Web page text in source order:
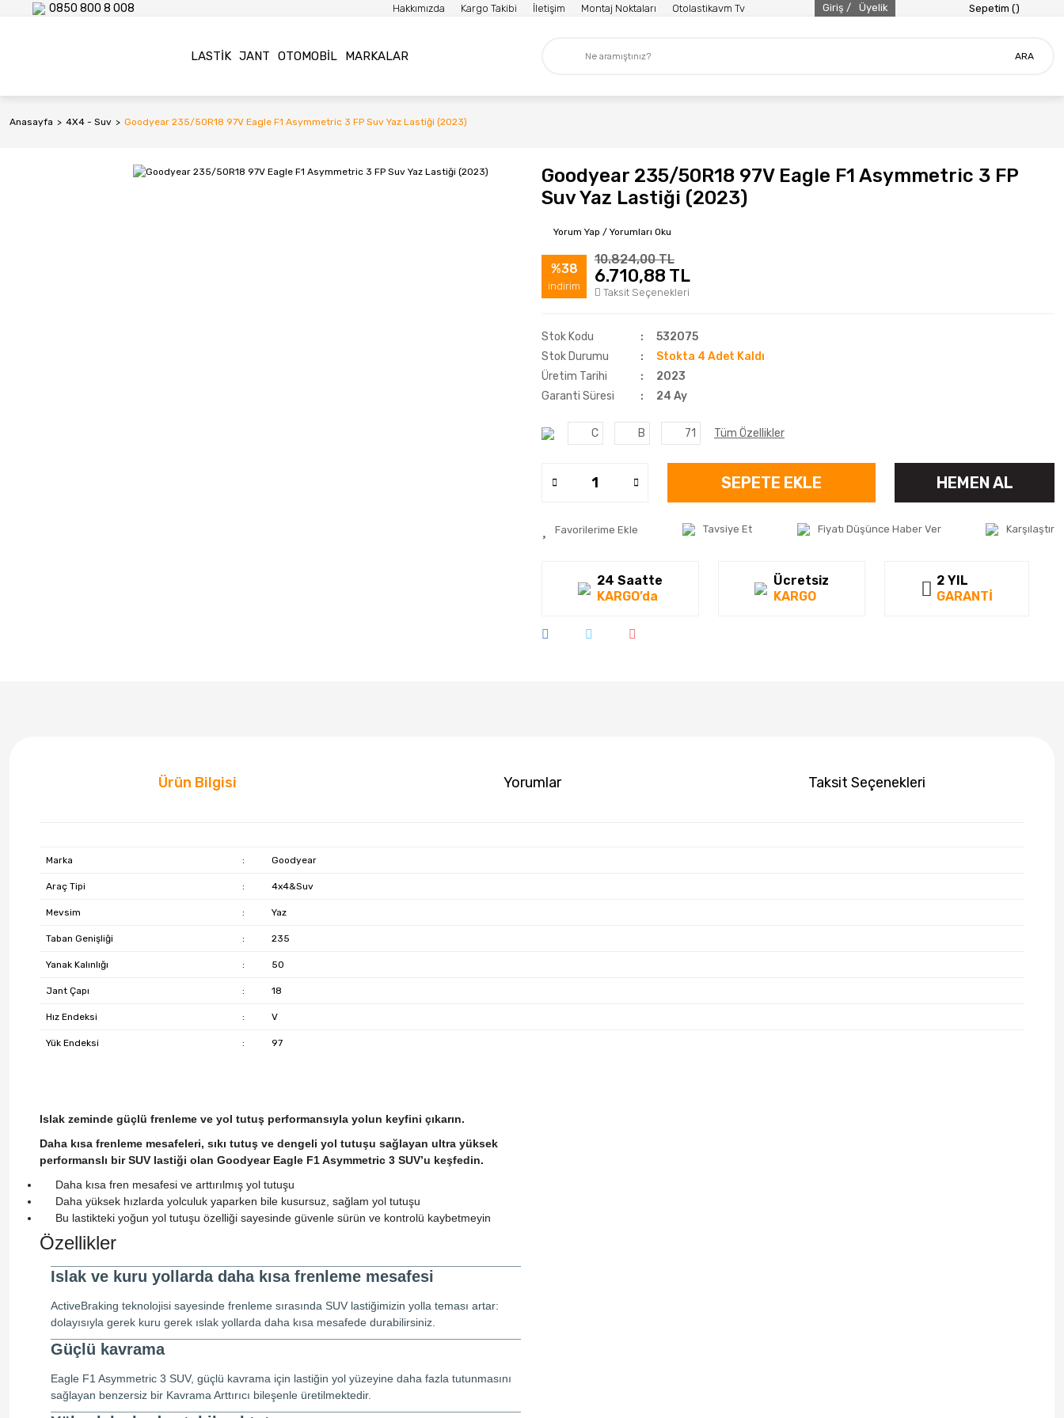
0850 800 8 008 Hakkımızda Kargo Takibi İletişim Montaj Noktaları Otolastikavm Tv Giriş / Üyelik Sepetim ()
LASTIK JANT OTOMOBIL MARKALAR ARA
Anasayfa 4X4 - Suv Goodyear 235/50R18 97V Eagle F1 Asymmetric 3 FP Suv Yaz Lastiği (2023)
Goodyear 235/50R18 97V Eagle F1 Asymmetric 3 FP
Suv Yaz Lastiği (2023)
Yorum Yap / Yorumları Oku
%38
indirim
10.824,00 TL
6.710,88 TL
Taksit Seçenekleri
Stok Kodu
532075
Stok Durumu
Stokta 4 Adet Kaldı
Üretim Tarihi
2023
Garanti Süresi
24 Ay
C B 71 Tüm Özellikler
SEPETE EKLE HEMEN AL
Tavsiye Et Fiyatı Düşünce Haber Ver Karşılaştır
24 Saatte
KARGO’da
Ücretsiz
KARGO
2 YIL
GARANTİ
Ürün Bilgisi Yorumlar Taksit Seçenekleri
Marka : Goodyear
Araç Tipi : 4x4&Suv
Mevsim : Yaz
Taban Genişliği : 235
Yanak Kalınlığı : 50
Jant Çapı : 18
Hız Endeksi : V
Yük Endeksi : 97
Islak zeminde güçlü frenleme ve yol tutuş performansıyla yolun keyfini çıkarın.
Daha kısa frenleme mesafeleri, sıkı tutuş ve dengeli yol tutuşu sağlayan ultra yüksek
performanslı bir SUV lastiği olan Goodyear Eagle F1 Asymmetric 3 SUV’u keşfedin.
Daha kısa fren mesafesi ve arttırılmış yol tutuşu
Daha yüksek hızlarda yolculuk yaparken bile kusursuz, sağlam yol tutuşu
Bu lastikteki yoğun yol tutuşu özelliği sayesinde güvenle sürün ve kontrolü kaybetmeyin
Özellikler
Islak ve kuru yollarda daha kısa frenleme mesafesi
ActiveBraking teknolojisi sayesinde frenleme sırasında SUV lastiğimizin yolla teması artar:
dolayısıyla gerek kuru gerek ıslak yollarda daha kısa mesafede durabilirsiniz.
Güçlü kavrama
Eagle F1 Asymmetric 3 SUV, güçlü kavrama için lastiğin yol yüzeyine daha fazla tutunmasını
sağlayan benzersiz bir Kavrama Arttırıcı bileşenle üretilmektedir.